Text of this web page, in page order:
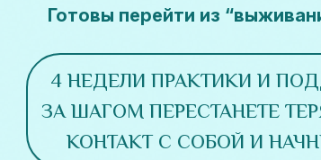
Готовы перейти из
4 НЕДЕЛИ ПРАКТИКИ И
ЗА ШАГОМ ПЕРЕСТАНЕТЕ
КОНТАКТ С СОБОЙ И